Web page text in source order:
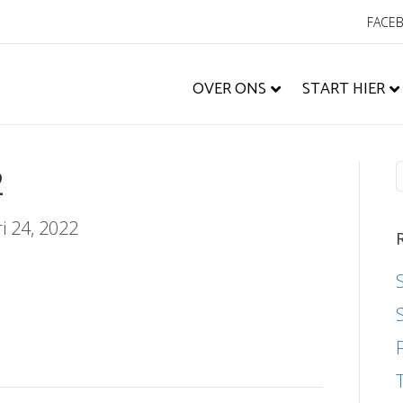
OVER ONS START HIER
24, 2022